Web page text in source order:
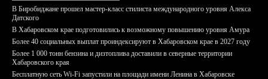
В Биробиджане прошел мастер-класс стилиста международного уровня Алекса
Датского
В Хабаровском крае подготовились к возможному повышению уровня Амура
Более 40 социальных выплат проиндексируют в Хабаровском крае в 2027 году
Более 1 000 тонн бензина и дизтоплива доставили в северные территории
Хабаровского края
Бесплатную сеть Wi-Fi запустили на площади имени Ленина в Хабаровске